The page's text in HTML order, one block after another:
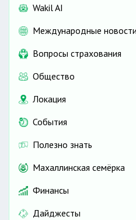
Wakil AI
Международные новости
Вопросы страхования
Общество
Локация
События
Полезно знать
Махаллинская семёрка
Финансы
Дайджесты